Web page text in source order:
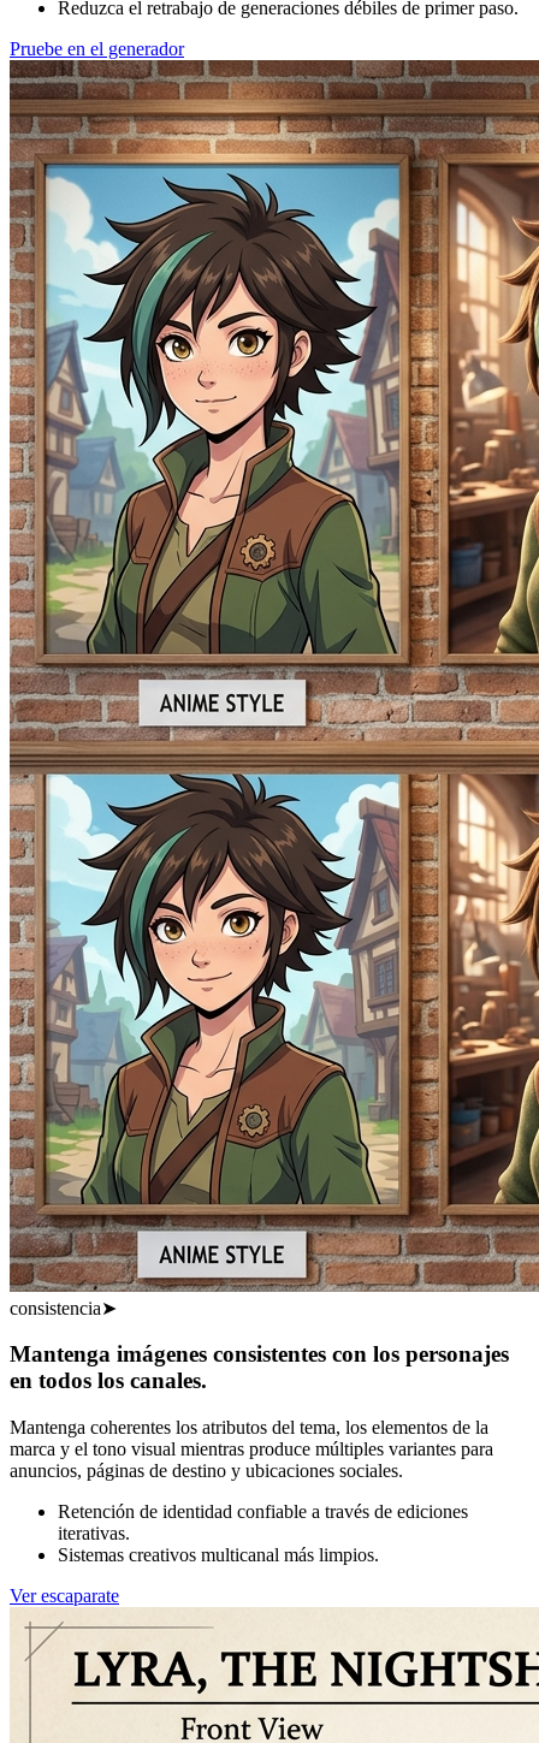
Reduzca el retrabajo de generaciones débiles de primer paso.
Pruebe en el generador
consistencia➤
Mantenga imágenes consistentes con los personajes
en todos los canales.
Mantenga coherentes los atributos del tema, los elementos de la
marca y el tono visual mientras produce múltiples variantes para
anuncios, páginas de destino y ubicaciones sociales.
Retención de identidad confiable a través de ediciones
iterativas.
Sistemas creativos multicanal más limpios.
Ver escaparate